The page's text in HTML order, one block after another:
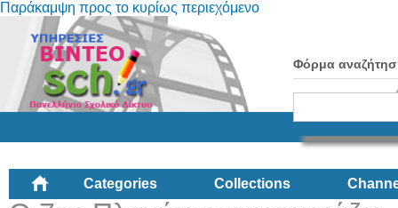
Παράκαμψη προς το κυρίως περιεχόμενο
Φόρμα
Categories Collections